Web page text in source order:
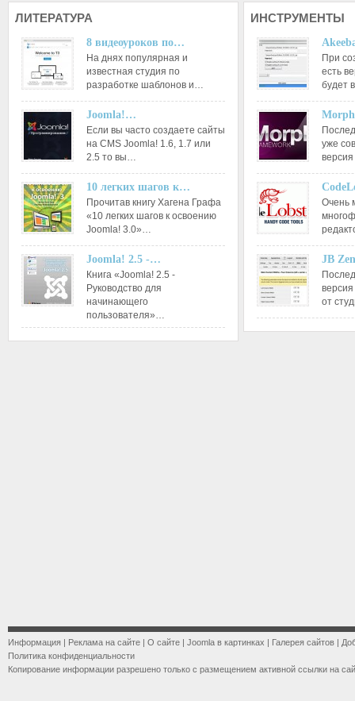
ЛИТЕРАТУРА
8 видеоуроков по…
На днях популярная и
известная студия по
разработке шаблонов и…
Joomla!…
Если вы часто создаете сайты
на CMS Joomla! 1.6, 1.7 или
2.5 то вы…
10 легких шагов к…
Прочитав книгу Хагена Графа
«10 легких шагов к освоению
Joomla! 3.0»…
Joomla! 2.5 -…
Книга «Joomla! 2.5 -
Руководство для
начинающего
пользователя»…
ИНСТРУМЕНТЫ
При
есть
будет
уже
Очень
JB
от
Информация | Реклама на сайте | О сайте | Joomla в картинках | Галерея сайтов |
Политика конфиденциальности
Копирование информации разрешено только с размещением активной ссылки на